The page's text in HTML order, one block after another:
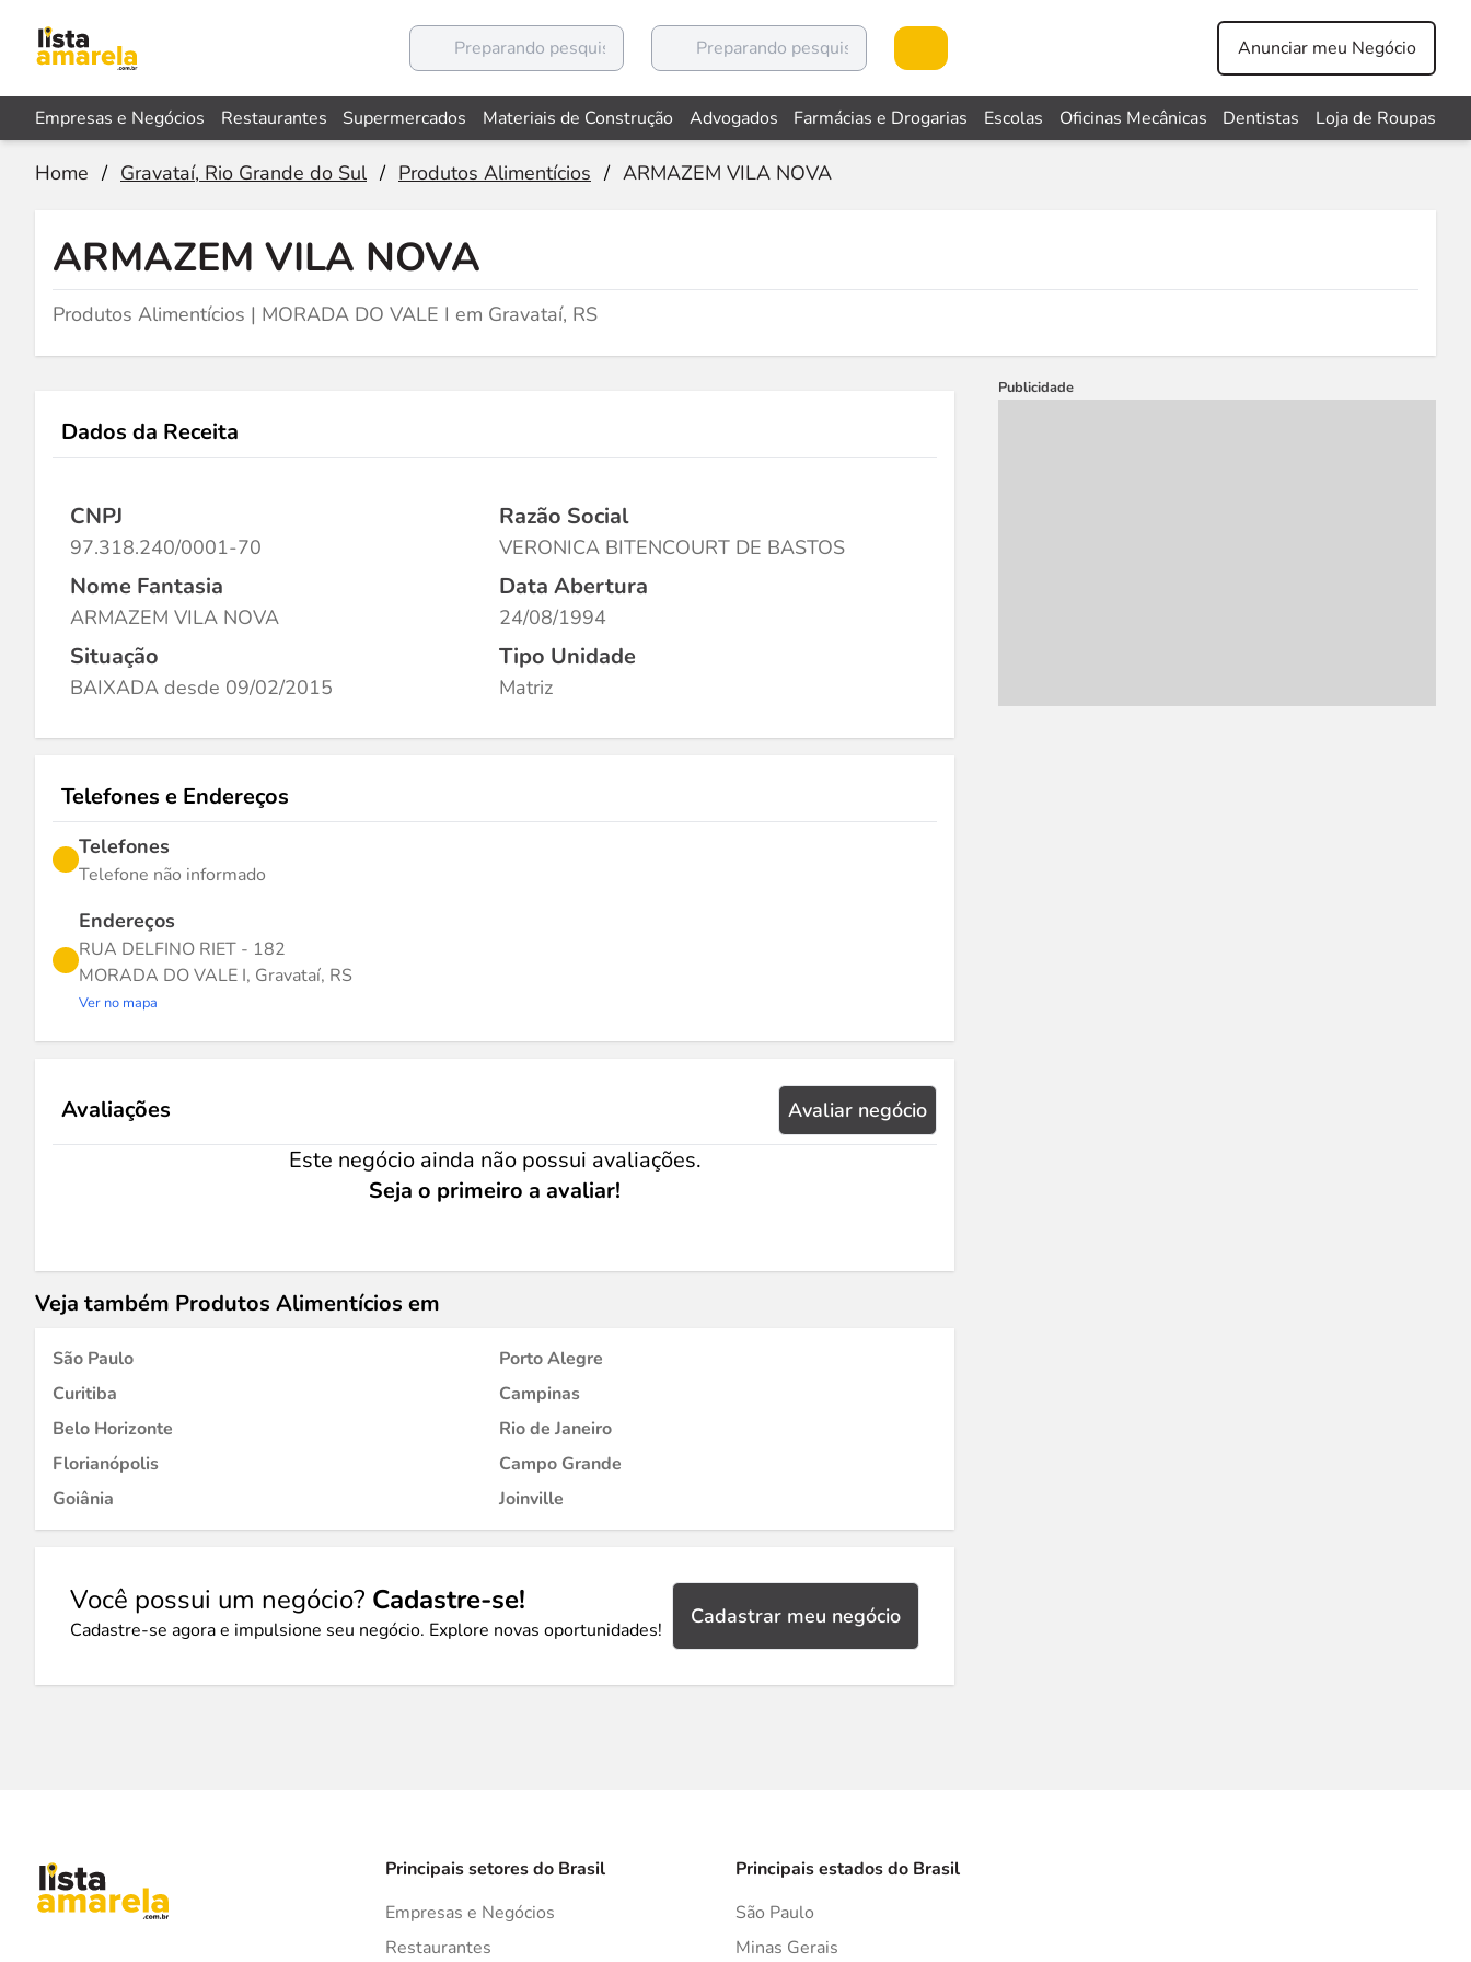
Anunciar meu Negócio
Empresas e Negócios Restaurantes Supermercados Materiais de Construção Advogados Farmácias e Drogarias Escolas Oficinas Mecânicas Dentistas Loja de Roupas
Home / Gravataí, Rio Grande do Sul / Produtos Alimentícios / ARMAZEM VILA NOVA
ARMAZEM VILA NOVA
Produtos Alimentícios | MORADA DO VALE I em Gravataí, RS
Dados da Receita
CNPJ
97.318.240/0001-70
Razão Social
VERONICA BITENCOURT DE BASTOS
Nome Fantasia
ARMAZEM VILA NOVA
Data Abertura
24/08/1994
Situação
BAIXADA desde 09/02/2015
Tipo Unidade
Matriz
Telefones e Endereços
Telefones
Telefone não informado
Endereços
RUA DELFINO RIET - 182
MORADA DO VALE I, Gravataí, RS
Ver no mapa
Avaliações Avaliar negócio
Este negócio ainda não possui avaliações.
Seja o primeiro a avaliar!
Veja também Produtos Alimentícios em
São Paulo
Porto Alegre
Curitiba
Campinas
Belo Horizonte
Rio de Janeiro
Florianópolis
Campo Grande
Goiânia
Joinville
Você possui um negócio? Cadastre-se!
Cadastre-se agora e impulsione seu negócio. Explore novas oportunidades!
Cadastrar meu negócio
Publicidade
Principais setores do Brasil
Empresas e Negócios
Restaurantes
Principais estados do Brasil
São Paulo
Minas Gerais